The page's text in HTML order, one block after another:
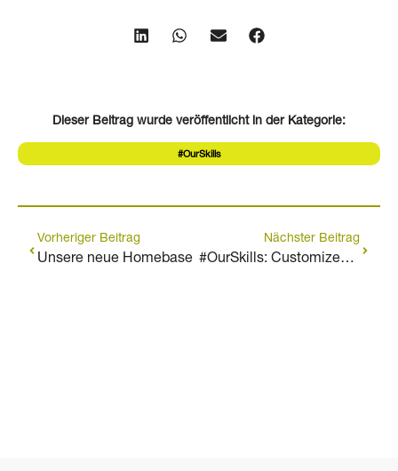
Dieser Beitrag wurde veröffentlicht in der Kategorie:
#OurSkills
Vorheriger Beitrag
Unsere neue Homebase
Nächster Beitrag
#OurSkills: Customized Marketing Communication